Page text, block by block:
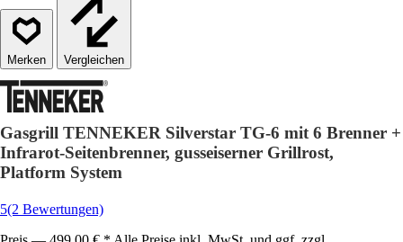
Vergleichen
Gasgrill TENNEKER Silverstar TG-6 mit 6 Brenner +
Infrarot-Seitenbrenner, gusseiserner Grillrost,
Platform System
5(2 Bewertungen)